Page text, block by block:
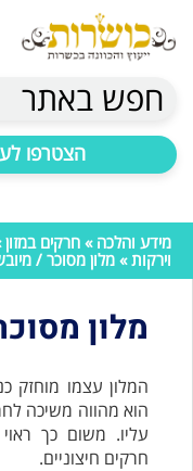
חפש באתר
הצטרפו
מידע והלכה » חרקים במזון
וירקות» מלון מסוכר /
מלון
המלון עצמו מוחזק
הוא מהווה משיכה
עליו. משום כך
חרקים חיצוניים.